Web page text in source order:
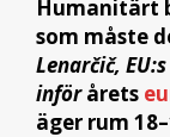
Humanitärt
som måste
Lenarčič,
införårets
äger rum